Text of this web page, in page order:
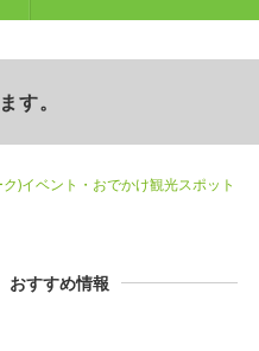
す。
)イベント・おでかけ観光スポット
おすすめ情報